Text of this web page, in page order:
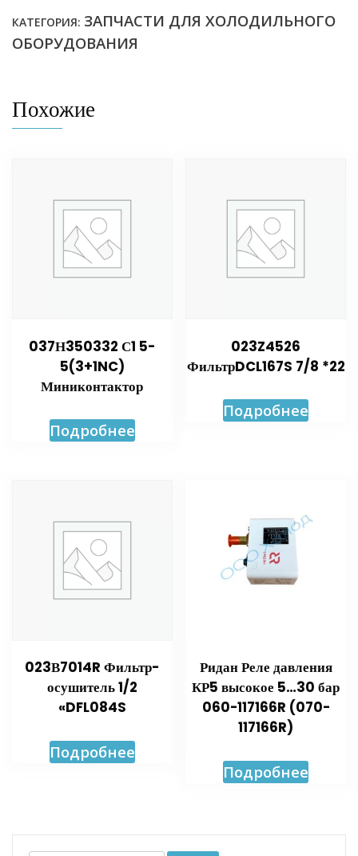
КАТЕГОРИЯ: ЗАПЧАСТИ ДЛЯ ХОЛОДИЛЬНОГО
ОБОРУДОВАНИЯ
Похожие
037Н350332 С1 5-
5(3+1NC)
Миниконтактор
Подробнее
023Z4526
ФильтрDCL167S 7/8 *22
Подробнее
023В7014R Фильтр-
осушитель 1/2
«DFL084S
Подробнее
Ридан Реле давления
КР5 высокое 5…30 бар
060-117166R (070-
117166R)
Подробнее